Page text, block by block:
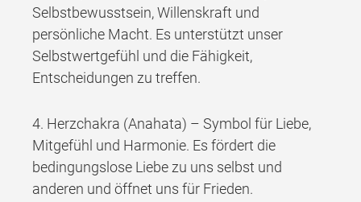
Selbstbewusstsein, Willenskraft und
persönliche Macht. Es unterstützt unser
Selbstwertgefühl und die Fähigkeit,
Entscheidungen zu treffen.
4. Herzchakra (Anahata) – Symbol für Liebe,
Mitgefühl und Harmonie. Es fördert die
bedingungslose Liebe zu uns selbst und
anderen und öffnet uns für Frieden.